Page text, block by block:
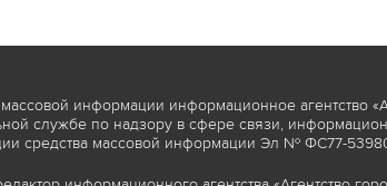
информации информационное агентство
службе по надзору в сфере связи,
средства массовой информации Эл № ФС77-